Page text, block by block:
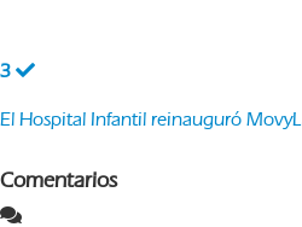
3
El Hospital Infantil reinauguró
Comentarios